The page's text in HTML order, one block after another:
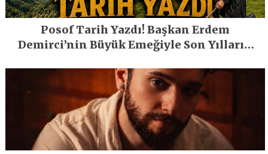
Posof Tarih Yazdı! Başkan Erdem
Demirci’nin Büyük Emeğiyle Son Yılların